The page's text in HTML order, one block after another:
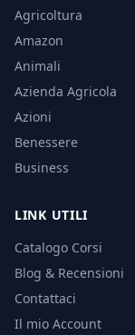
Agricoltura
Amazon
Animali
Azienda Agricola
Azioni
Benessere
Business
LINK UTILI
Catalogo Corsi
Blog & Recensioni
Contattaci
Il mio Account